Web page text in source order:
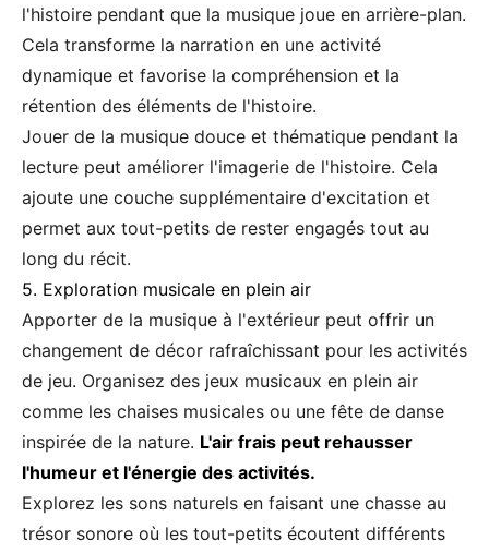
l'histoire pendant que la musique joue en arrière-plan.
Cela transforme la narration en une activité
dynamique et favorise la compréhension et la
rétention des éléments de l'histoire.
Jouer de la musique douce et thématique pendant la
lecture peut améliorer l'imagerie de l'histoire. Cela
ajoute une couche supplémentaire d'excitation et
permet aux tout-petits de rester engagés tout au
long du récit.
5. Exploration musicale en plein air
Apporter de la musique à l'extérieur peut offrir un
changement de décor rafraîchissant pour les activités
de jeu. Organisez des jeux musicaux en plein air
comme les chaises musicales ou une fête de danse
inspirée de la nature. L'air frais peut rehausser
l'humeur et l'énergie des activités.
Explorez les sons naturels en faisant une chasse au
trésor sonore où les tout-petits écoutent différents